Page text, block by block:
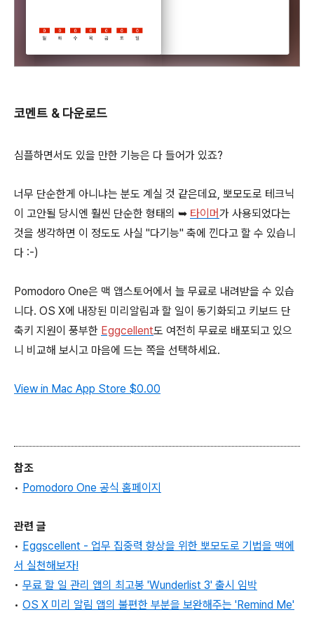
코멘트 & 다운로드
심플하면서도 있을 만한 기능은 다 들어가 있죠?
너무 단순한게 아니냐는 분도 계실 것 같은데요, 뽀모도로 테크닉
이 고안될 당시엔 훨씬 단순한 형태의 ➥ 타이머가 사용되었다는
것을 생각하면 이 정도도 사실 "다기능" 축에 낀다고 할 수 있습니
다 :-)
Pomodoro One은 맥 앱스토어에서 늘 무료로 내려받을 수 있습
니다. OS X에 내장된 미리알림과 할 일이 동기화되고 키보드 단
축키 지원이 풍부한 Eggcellent도 여전히 무료로 배포되고 있으
니 비교해 보시고 마음에 드는 쪽을 선택하세요.
View in Mac App Store $0.00
참조
• Pomodoro One 공식 홈페이지
관련 글
• Eggscellent - 업무 집중력 향상을 위한 뽀모도로 기법을 맥에
서 실천해보자!
• 무료 할 일 관리 앱의 최고봉 'Wunderlist 3' 출시 임박
• OS X 미리 알림 앱의 불편한 부분을 보완해주는 ' Remind Me'